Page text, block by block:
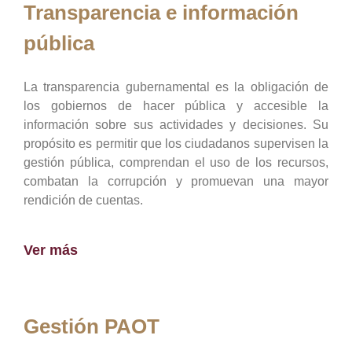
Transparencia e información
pública
La transparencia gubernamental es la obligación de
los gobiernos de hacer pública y accesible la
información sobre sus actividades y decisiones. Su
propósito es permitir que los ciudadanos supervisen la
gestión pública, comprendan el uso de los recursos,
combatan la corrupción y promuevan una mayor
rendición de cuentas.
Ver más
Gestión PAOT